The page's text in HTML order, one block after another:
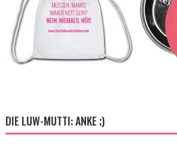
DIE LUW-MUTTI: ANKE ;)